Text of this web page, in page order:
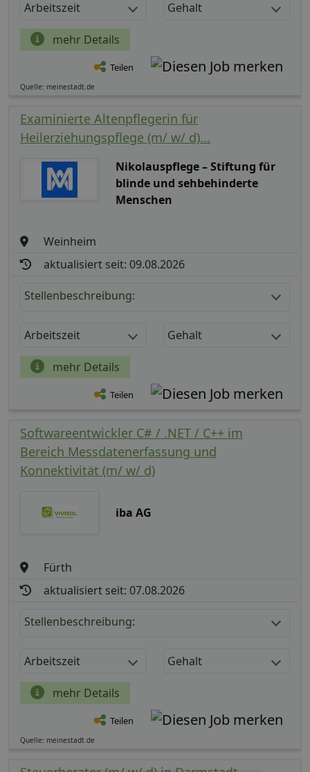
Arbeitszeit Gehalt
mehr Details
Teilen
Quelle: meinestadt.de
Examinierte Altenpflegerin für
Heilerziehungspflege (m/ w/ d)...
Nikolauspflege – Stiftung für
blinde und sehbehinderte
Menschen
Weinheim
aktualisiert seit: 09.08.2026
Stellenbeschreibung:
Arbeitszeit Gehalt
mehr Details
Teilen
Softwareentwickler C# / .NET / C++ im
Bereich Messdatenerfassung und
Konnektivität (m/ w/ d)
iba AG
Fürth
aktualisiert seit: 07.08.2026
Stellenbeschreibung:
Arbeitszeit Gehalt
mehr Details
Teilen
Quelle: meinestadt.de